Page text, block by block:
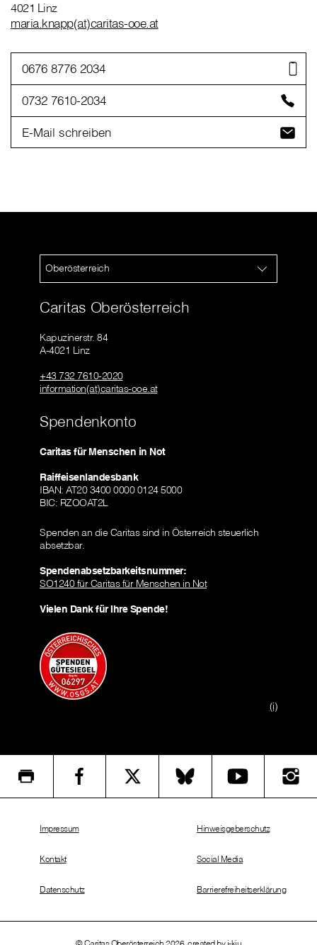
4021 Linz
maria.knapp(at)caritas-ooe.at
0676 8776 2034
0732 7610-2034
E-Mail schreiben
Oberösterreich
Caritas Oberösterreich
Kapuzinerstr. 84
A-4021 Linz
+43 732 7610-2020
information(at)caritas-ooe.at
Spendenkonto
Caritas für Menschen in Not
Raiffeisenlandesbank
IBAN: AT20 3400 0000 0124 5000
BIC: RZOOAT2L
Spenden an die Caritas sind in Österreich steuerlich
absetzbar.
Spendenabsetzbarkeitsnummer:
SO1240 für Caritas für Menschen in Not
Vielen Dank für Ihre Spende!
(i)
Impressum
Kontakt
Datenschutz
Hinweisgeberschutz
Social Media
Barrierefreiheitserklärung